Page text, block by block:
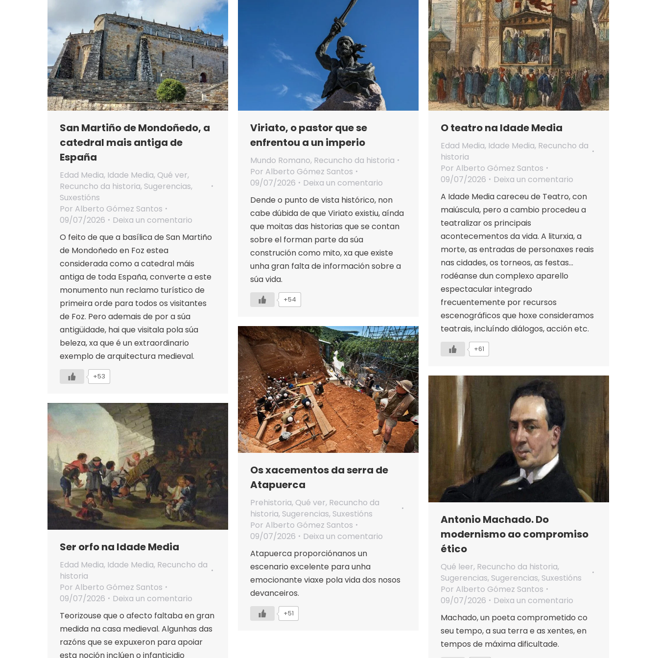
San Martiño de Mondoñedo, a
catedral mais antiga de
España
Edad Media, Idade Media, Qué ver,
Recuncho da historia, Sugerencias,
Suxestións
Por Alberto Gómez Santos
09/07/2026
Deixa un comentario
O feito de que a basílica de San Martiño
de Mondoñedo en Foz estea
considerada como a catedral máis
antiga de toda España, converte a este
monumento nun reclamo turístico de
primeira orde para todos os visitantes
de Foz. Pero ademais de por a súa
antigüidade, hai que visitala pola súa
beleza, xa que é un extraordinario
exemplo de arquitectura medieval.
+53
Viriato, o pastor que se
enfrentou a un imperio
Mundo Romano, Recuncho da historia
Por Alberto Gómez Santos
09/07/2026
Deixa un comentario
Dende o punto de vista histórico, non
cabe dúbida de que Viriato existiu, aínda
que moitas das historias que se contan
sobre el forman parte da súa
construción como mito, xa que existe
unha gran falta de información sobre a
súa vida.
+54
O teatro na Idade Media
Edad Media, Idade Media, Recuncho da
historia
Por Alberto Gómez Santos
09/07/2026
Deixa un comentario
A Idade Media careceu de Teatro, con
maiúscula, pero a cambio procedeu a
teatralizar os principais
acontecementos da vida. A liturxia, a
morte, as entradas de personaxes reais
nas cidades, os torneos, as festas…
rodéanse dun complexo aparello
espectacular integrado
frecuentemente por recursos
escenográficos que hoxe consideramos
teatrais, incluíndo diálogos, acción etc.
+61
Os xacementos da serra de
Atapuerca
Prehistoria, Qué ver, Recuncho da
historia, Sugerencias, Suxestións
Por Alberto Gómez Santos
09/07/2026
Deixa un comentario
Atapuerca proporciónanos un
escenario excelente para unha
emocionante viaxe pola vida dos nosos
devanceiros.
+51
Antonio Machado. Do
modernismo ao compromiso
ético
Qué leer, Recuncho da historia,
Sugerencias, Sugerencias, Suxestións
Por Alberto Gómez Santos
09/07/2026
Deixa un comentario
Machado, un poeta comprometido co
seu tempo, a sua terra e as xentes, en
tempos de máxima dificultade.
Ser orfo na Idade Media
Edad Media, Idade Media, Recuncho da
historia
Por Alberto Gómez Santos
09/07/2026
Deixa un comentario
Teorizouse que o afecto faltaba en gran
medida na casa medieval. Algunhas das
razóns que se expuxeron para apoiar
esta noción inclúen o infanticidio